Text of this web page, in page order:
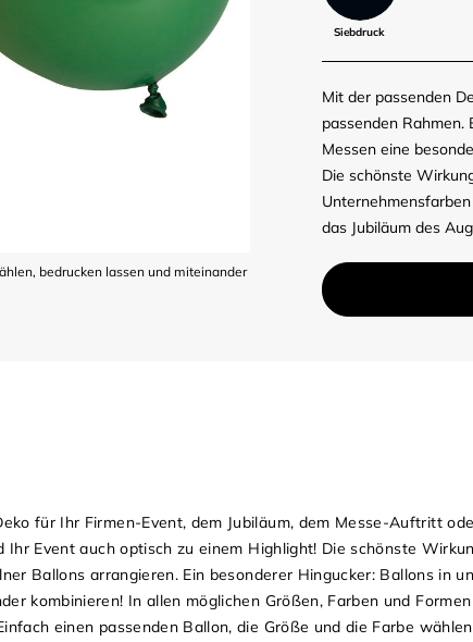
bedrucken lassen und miteinander
Siebdruck
Mit der passenden
passenden
Messen eine
Die schönste
das Jubiläum des
für Ihr Firmen-Event, dem Jubiläum, dem Messe-Auftritt
Event auch optisch zu einem Highlight! Die schönste
Ballons arrangieren. Ein besonderer Hingucker: Ballons in
kombinieren! In allen möglichen Größen, Farben und
einen passenden Ballon, die Größe und die Farbe